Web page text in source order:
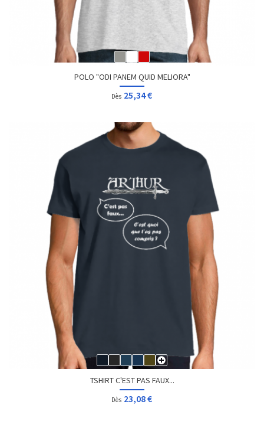
POLO "ODI PANEM QUID MELIORA"
Dès25,34 €
TSHIRT C'EST PAS FAUX...
Dès23,08 €